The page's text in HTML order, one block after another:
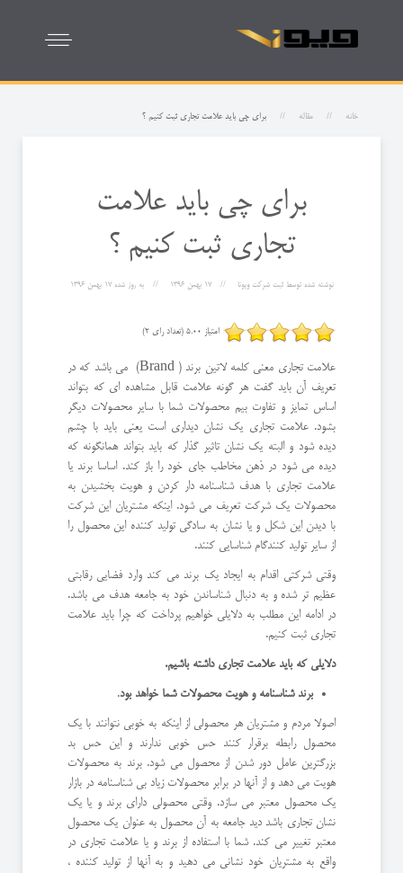
خانه مقاله برای چی باید علامت تجاری ثبت کنیم ؟
برای چی باید علامت
تجاری ثبت کنیم ؟
نوشته شده توسطثبت شرکت ویونا 17 بهمن 1396 به روز شده17 بهمن 1396
امتیاز 5.00 (تعداد رای 2)
علامت تجاری معنی کلمه لاتین برند ( Brand) می باشد که در
تعریف آن باید گفت هر گونه علامت قابل مشاهده ای که بتواند
اساس تمایز و تفاوت بیم محصولات شما با سایر محصولات دیگر
بشود. علامت تجاری یک نشان دیداری است یعنی باید با چشم
دیده شود و البته یک نشان تاثیر گذار که باید بتواند همانگونه که
دیده می شود در ذهن مخاطب جای خود را باز کند. اساسا برند یا
علامت تجاری با هدف شناسنامه دار کردن و هویت بخشیدن به
محصولات یک شرکت تعریف می شود. اینکه مشتریان این شرکت
با دیدن این شکل و یا نشان به سادگی تولید کننده این محصول را
از سایر تولید کنندگام شناسایی کنند.
وقتی شرکتی اقدام به ایجاد یک برند می کند وارد فضایی رقابتی
عظیم تر شده و به دنبال شناساندن خود به جامعه هدف می باشد.
در ادامه این مطلب به دلایلی خواهیم پرداخت که چرا باید علامت
تجاری ثبت کنیم.
دلایلی که باید علامت تجاری داشته باشیم.
برند شناسنامه و هویت محصولات شما خواهد بود.
اصولا مردم و مشتریان هر محصولی از اینکه به خوبی نتوانند با یک
محصول رابطه برقرار کنند حس خوبی ندارند و این حس بد
بزرگترین عامل دور شدن از محصول می شود. برند به محصولات
هویت می دهد و از آنها در برابر محصولات زیاد بی شناسنامه در بازار
یک محصول معتبر می سازد. وقتی محصولی دارای برند و یا یک
نشان تجاری باشد دید جامعه به آن محصول به عنوان یک محصول
معتبر تغییر می کند. شما با استفاده از برند و یا علامت تجاری در
واقع به مشتریان خود نشانی می دهید و به آنها از تولید کننده ،